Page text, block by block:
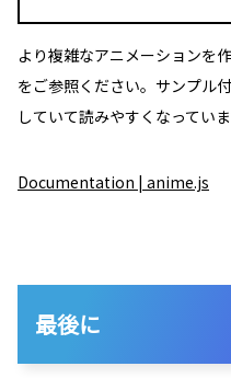
より複雑なアニメーションを
をご参照ください。サンプル
していて読みやすくなっていま
Documentation | anime.js
最後に